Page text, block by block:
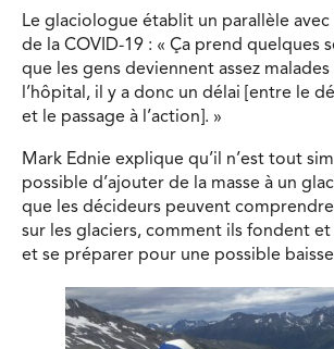
Le glaciologue établit un parallèle avec
de la COVID-19 : « Ça prend quelques
que les gens deviennent assez
l’hôpital, il y a donc un délai [entre le
et le passage à l’action]. »
Mark Ednie explique qu’il n’est tout
possible d’ajouter de la masse à un
que les décideurs peuvent comprendre
sur les glaciers, comment ils fondent et
et se préparer pour une possible baisse